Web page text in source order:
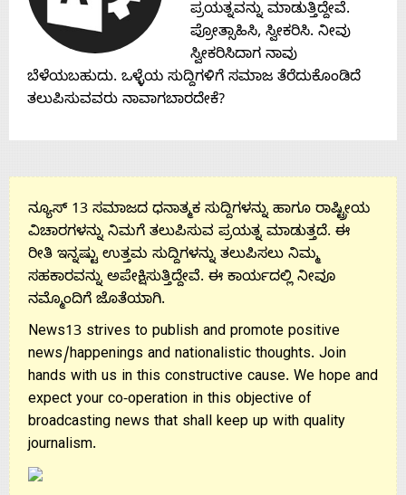
Contact
ಪ್ರಯತ್ನವನ್ನು ಮಾಡುತ್ತಿದ್ದೇವೆ.
ಪ್ರೋತ್ಸಾಹಿಸಿ, ಸ್ವೀಕರಿಸಿ. ನೀವು
ಸ್ವೀಕರಿಸಿದಾಗ ನಾವು
ಬೆಳೆಯಬಹುದು. ಒಳ್ಳೆಯ ಸುದ್ದಿಗಳಿಗೆ ಸಮಾಜ ತೆರೆದುಕೊಂಡಿದೆ
ತಲುಪಿಸುವವರು ನಾವಾಗಬಾರದೇಕೆ?
ನ್ಯೂಸ್ 13 ಸಮಾಜದ ಧನಾತ್ಮಕ ಸುದ್ದಿಗಳನ್ನು ಹಾಗೂ ರಾಷ್ಟ್ರೀಯ
ವಿಚಾರಗಳನ್ನು ನಿಮಗೆ ತಲುಪಿಸುವ ಪ್ರಯತ್ನ ಮಾಡುತ್ತದೆ. ಈ
ರೀತಿ ಇನ್ನಷ್ಟು ಉತ್ತಮ ಸುದ್ದಿಗಳನ್ನು ತಲುಪಿಸಲು ನಿಮ್ಮ
ಸಹಕಾರವನ್ನು ಅಪೇಕ್ಷಿಸುತ್ತಿದ್ದೇವೆ. ಈ ಕಾರ್ಯದಲ್ಲಿ ನೀವೂ
ನಮ್ಮೊಂದಿಗೆ ಜೊತೆಯಾಗಿ.
News13 strives to publish and promote positive
news/happenings and nationalistic thoughts. Join
hands with us in this constructive cause. We hope and
expect your co-operation in this objective of
broadcasting news that shall keep up with quality
journalism.